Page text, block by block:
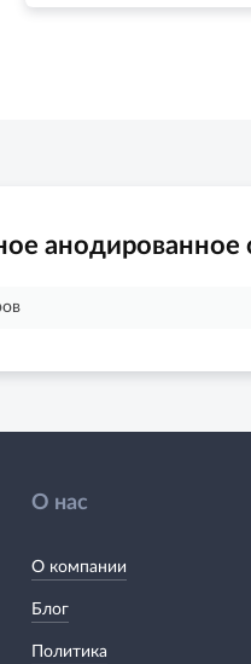
О нас
О компании
Блог
Политика